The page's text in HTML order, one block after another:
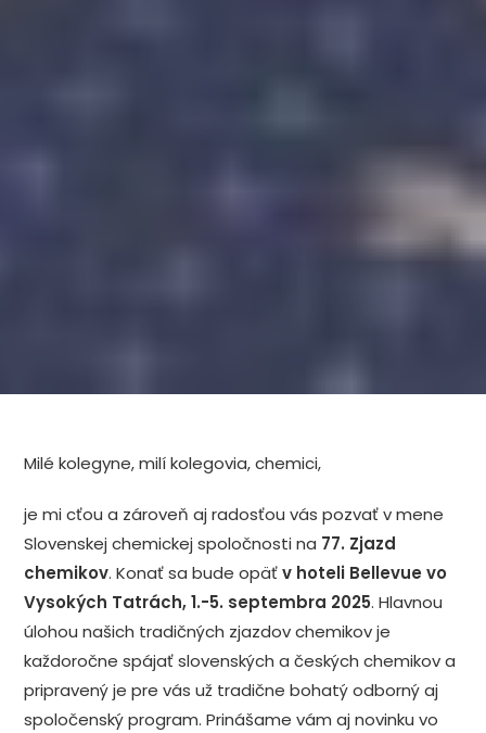
Milé kolegyne, milí kolegovia, chemici,
je mi cťou a zároveň aj radosťou vás pozvať v mene
Slovenskej chemickej spoločnosti na 77. Zjazd
chemikov. Konať sa bude opäťv hoteli Bellevue vo
Vysokých Tatrách, 1.-5. septembra 2025. Hlavnou
úlohou našich tradičných zjazdov chemikov je
každoročne spájať slovenských a českých chemikov a
pripravený je pre vás už tradične bohatý odborný aj
spoločenský program. Prinášame vám aj novinku vo